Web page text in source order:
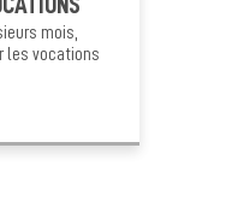
mois,
les vocations